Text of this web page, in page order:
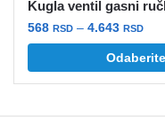
Kugla ventil gasni
568 RSD – 4.643 RSD
od